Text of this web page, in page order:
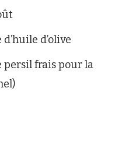
d’olive
persil frais pour la